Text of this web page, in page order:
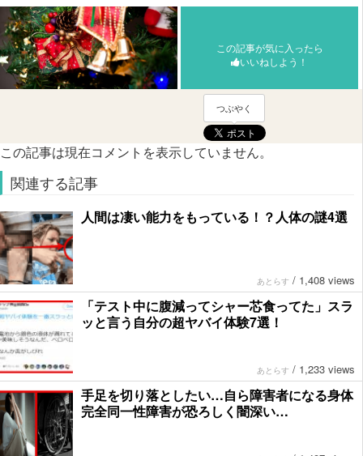
この記事が気に入ったら
いいねしよう！
つぶやく
この記事は現在コメントを表示していません。
関連する記事
人間は凄い能力をもっている！？人体の謎4選
あとらす / 1,408 views
「テスト中に腹減ってシャー芯食ってた」スラ
ッと言う自分の超ヤバイ体験7選！
あとらす / 1,233 views
手足を切り落としたい…自ら障害者になる身体
完全同一性障害が恐ろしく闇深い…